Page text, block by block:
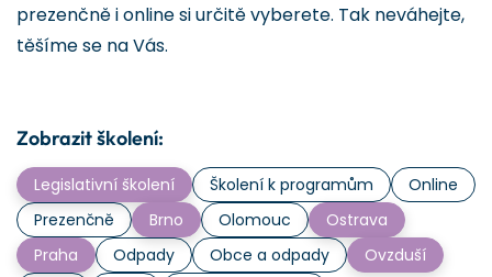
prezenčně i online si určitě vyberete. Tak neváhejte,
těšíme se na Vás.
Zobrazit školení:
Legislativní školení Školení k programům
Online
Prezenčně
Brno Olomouc
Ostrava
Praha
Odpady Obce a odpady
Ovzduší